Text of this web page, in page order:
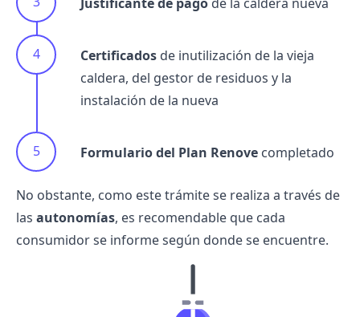
Certificados de inutilización de la vieja
caldera, del gestor de residuos y la
instalación de la nueva
Formulario del Plan Renove completado
No obstante, como este trámite se realiza a través de
las autonomías, es recomendable que cada
consumidor se informe según donde se encuentre.